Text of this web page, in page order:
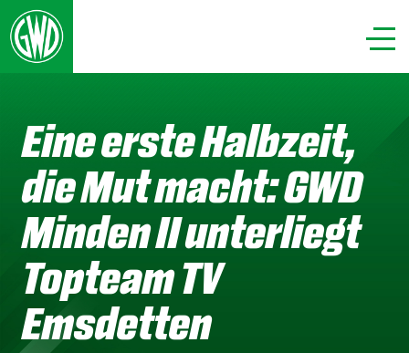
Eine erste Halbzeit,
die Mut macht: GWD
Minden II unterliegt
Topteam TV
Emsdetten